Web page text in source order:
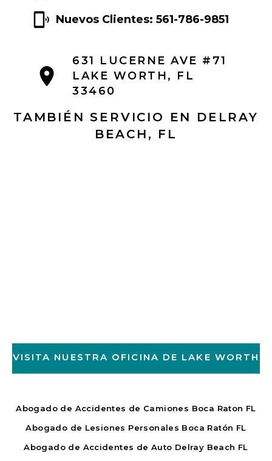
Nuevos Clientes: 561-786-9851
631 LUCERNE AVE #71
LAKE WORTH, FL
33460
TAMBIÉN SERVICIO EN DELRAY
BEACH, FL
VISITA NUESTRA OFICINA DE LAKE WORTH
Abogado de Accidentes de Camiones Boca Raton FL
Abogado de Lesiones Personales Boca Ratón FL
Abogado de Accidentes de Auto Delray Beach FL